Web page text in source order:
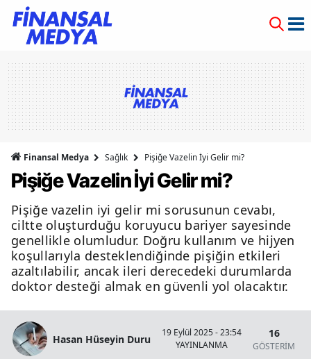
Finansal Medya Sağlık Pişiğe Vazelin İyi Gelir mi?
Pişiğe Vazelin İyi Gelir mi?
Pişiğe vazelin iyi gelir mi sorusunun cevabı,
ciltte oluşturduğu koruyucu bariyer sayesinde
genellikle olumludur. Doğru kullanım ve hijyen
koşullarıyla desteklendiğinde pişiğin etkileri
azaltılabilir, ancak ileri derecedeki durumlarda
doktor desteği almak en güvenli yol olacaktır.
Hasan Hüseyin Duru
19 Eylül 2025 - 23:54
YAYINLANMA
16
GÖSTERİM